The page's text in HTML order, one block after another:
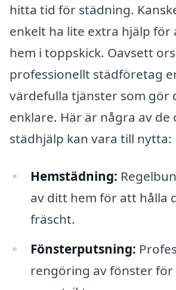
hitta tid för städning.
enkelt ha lite extra hjälp för
hem i toppskick. Oavsett
professionellt städföretag
värdefulla tjänster som gör
enklare. Här är några av
städhjälp kan vara till nytta:
Hemstädning:
av ditt hem för att hålla
fräscht.
Fönsterputsning:
rengöring av fönster för